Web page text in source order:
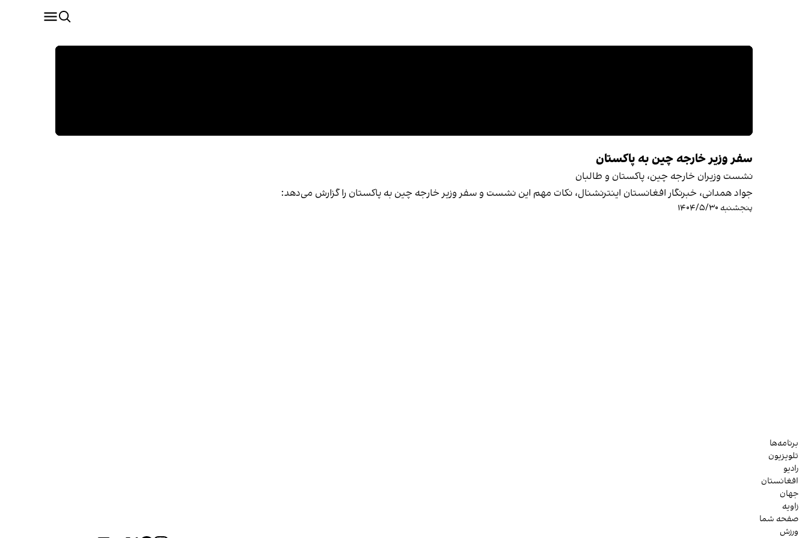
سفر وزیر خارجه چین به پاکستان
نشست وزیران خارجه چین، پاکستان و طالبان
جواد همدانی، خبرنگار افغانستان اینترنشنال، نکات مهم این نشست و سفر وزیر خارجه چین به پاکستان را گزارش می‌دهد:
پنجشنبه ۱۴۰۴/۵/۳۰
برنامه‌ها
تلویزیون
رادیو
افغانستان
جهان
زاویه
صفحه شما
ورزش